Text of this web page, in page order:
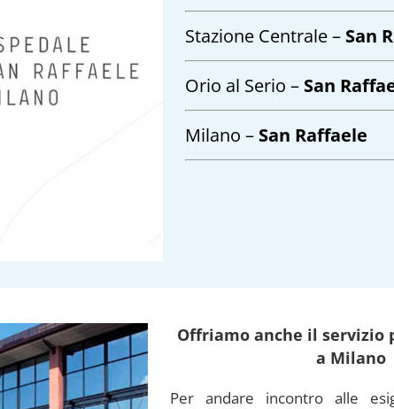
Stazione Centrale – San
Orio al Serio – San
Milano – San Raffaele
Offriamo anche il servizio
a Milano
Per andare incontro alle